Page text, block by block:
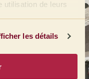
utilisation de leurs
les détails